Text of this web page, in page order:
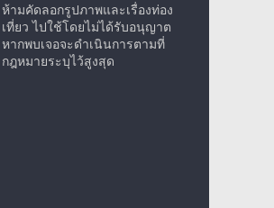
ห้ามคัดลอกรูปภาพและเรื่องท่อง
เที่ยว ไปใช้โดยไม่ได้รับอนุญาต
หากพบเจอจะดำเนินการตามที่
กฎหมายระบุไว้สูงสุด